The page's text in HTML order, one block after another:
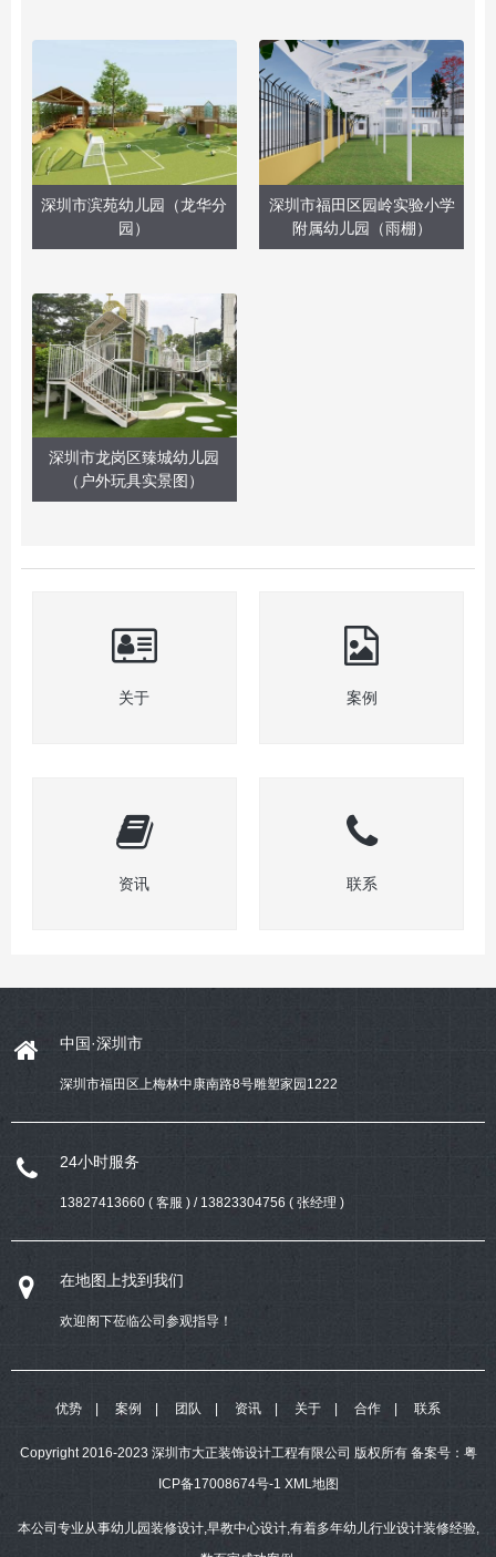
深圳市滨苑幼儿园（龙华分
园）
深圳市福田区园岭实验小学
附属幼儿园（雨棚）
深圳市龙岗区臻城幼儿园
（户外玩具实景图）
关于 案例
资讯 联系
中国·深圳市
深圳市福田区上梅林中康南路8号雕塑家园1222
24小时服务
13827413660 ( 客服 ) / 13823304756 ( 张经理 )
在地图上找到我们
欢迎阁下莅临公司参观指导！
优势 案例 团队 资讯 关于 合作 联系
Copyright 2016-2023 深圳市大正装饰设计工程有限公司 版权所有 备案号： 粤
ICP备17008674号-1 XML地图
本公司专业从事幼儿园装修设计,早教中心设计,有着多年幼儿行业设计装修经验,